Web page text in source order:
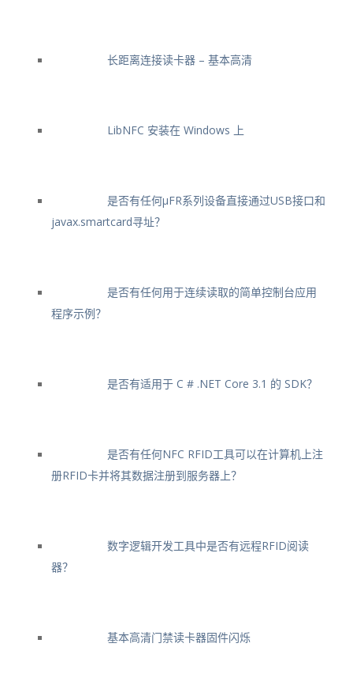
长距离连接读卡器 – 基本高清
LibNFC 安装在 Windows 上
是否有任何μFR系列设备直接通过USB接口和
javax.smartcard寻址？
是否有任何用于连续读取的简单控制台应用
程序示例？
是否有适用于 C # .NET Core 3.1 的 SDK？
是否有任何NFC RFID工具可以在计算机上注
册RFID卡并将其数据注册到服务器上？
数字逻辑开发工具中是否有远程RFID阅读
器？
基本高清门禁读卡器固件闪烁